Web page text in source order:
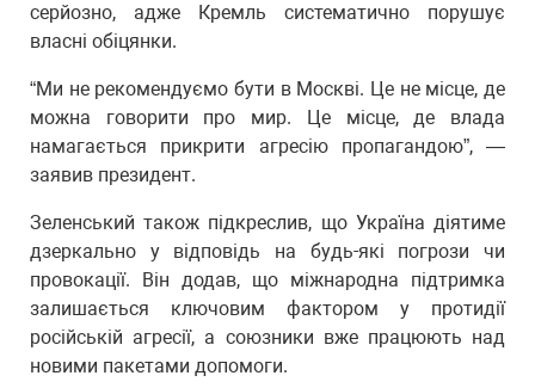
серйозно, адже Кремль систематично порушує
власні обіцянки.
“Ми не рекомендуємо бути в Москві. Це не місце, де
можна говорити про мир. Це місце, де влада
намагається прикрити агресію пропагандою”, —
заявив президент.
Зеленський також підкреслив, що Україна діятиме
дзеркально у відповідь на будь-які погрози чи
провокації. Він додав, що міжнародна підтримка
залишається ключовим фактором у протидії
російській агресії, а союзники вже працюють над
новими пакетами допомоги.